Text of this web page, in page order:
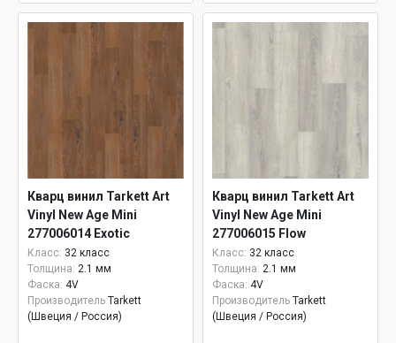
Кварц винил Tarkett Art
Vinyl New Age Mini
277006014 Exotic
Класс: 32 класс
Толщина: 2.1 мм
Фаска: 4V
Производитель Tarkett
(Швеция / Россия)
Кварц винил Tarkett Art
Vinyl New Age Mini
277006015 Flow
Класс: 32 класс
Толщина: 2.1 мм
Фаска: 4V
Производитель Tarkett
(Швеция / Россия)